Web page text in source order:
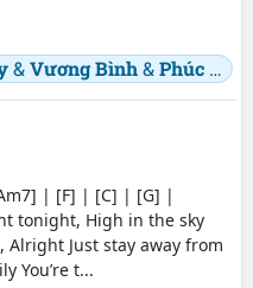
&Vương Bình&Phúc Du
| [F] | [C] | [G] |
tonight, High in the sky
Alright Just stay away from
You’re t...